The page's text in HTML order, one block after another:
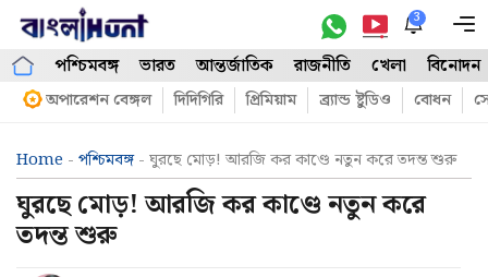
Skip
content
3
পশ্চিমবঙ্গ ভারত আন্তর্জাতিক রাজনীতি খেলা বিনোদন
অপারেশন বেঙ্গল দিদিগিরি প্রিমিয়াম ব্র্যান্ড ষ্টুডিও বোধন
Home - পশ্চিমবঙ্গ- ঘুরছে মোড়! আরজি কর কাণ্ডে নতুন করে তদন্ত শুরু
ঘুরছে মোড়! আরজি কর কাণ্ডে নতুন করে
তদন্ত শুরু